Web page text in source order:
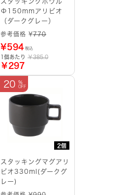
スタッキングボウル
Φ150mmアリビオ
（ダークグレー）
参考価格 ¥770
¥594 税込
1個あたり ￥385.0
￥297
2個
20
スタッキングマグアリ
ビオ330ml(ダークグ
レー)